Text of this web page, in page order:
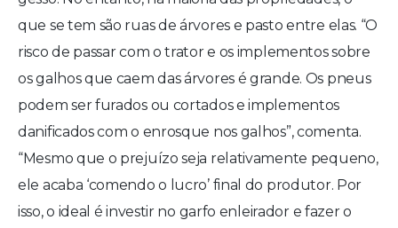
que se tem são ruas de árvores e pasto entre elas. “O
risco de passar com o trator e os implementos sobre
os galhos que caem das árvores é grande. Os pneus
podem ser furados ou cortados e implementos
danificados com o enrosque nos galhos”, comenta.
“Mesmo que o prejuízo seja relativamente pequeno,
ele acaba ‘comendo o lucro’ final do produtor. Por
isso, o ideal é investir no garfo enleirador e fazer o